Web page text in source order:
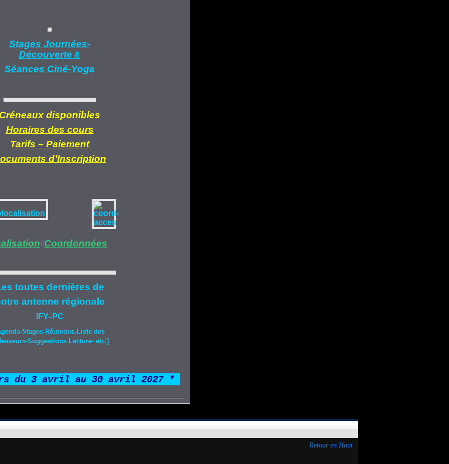
Stages Journées-
Découverte &
Séances Ciné-Yoga
disponibles
Horaires des cours
Tarifs – Paiement
d’Inscription
//Coordonnées
toutes dernières de
antenne régionale
IFY–PC
Stages-Réunions-Liste des
Suggestions Lecture- etc.]
du 3 avril au 30 avril 2027 **
Retour en Haut